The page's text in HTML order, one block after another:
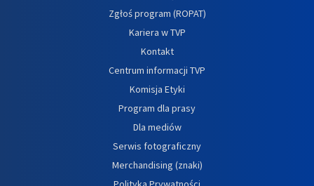
Zgłoś program (ROPAT)
Kariera w TVP
Kontakt
Centrum informacji TVP
Komisja Etyki
Program dla prasy
Dla mediów
Serwis fotograficzny
Merchandising (znaki)